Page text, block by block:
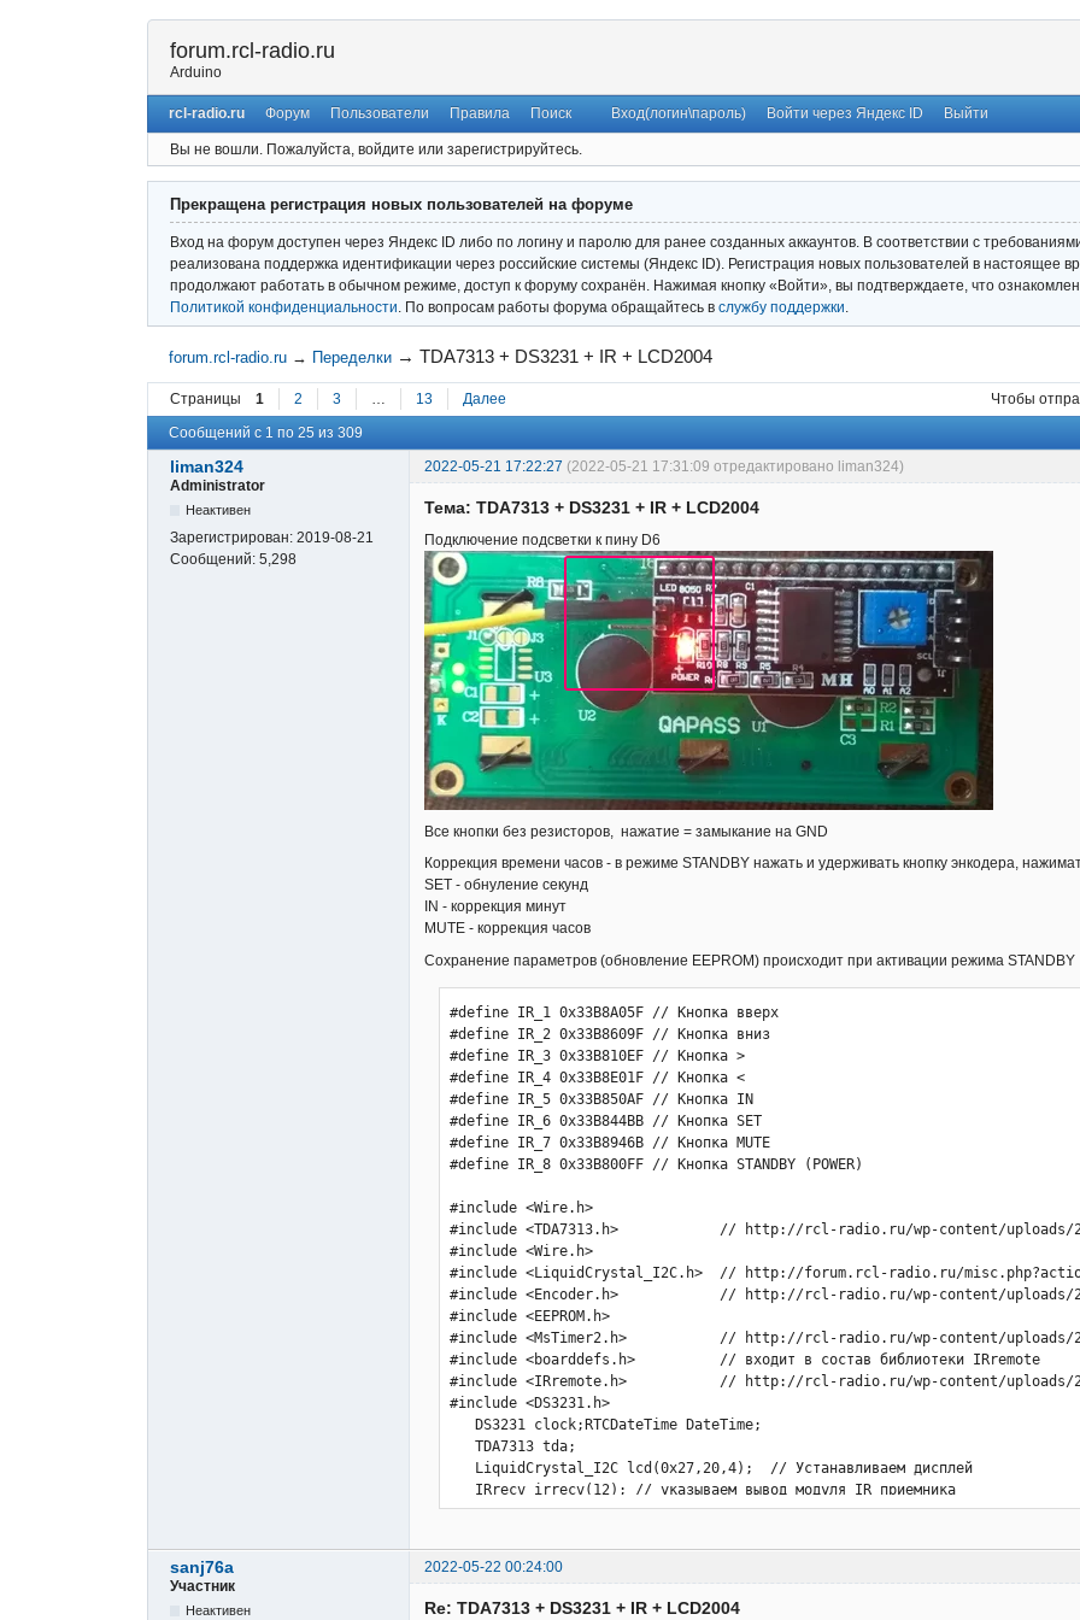
forum.rcl-radio.ru
Arduino
rcl-radio.ru Форум Пользователи Правила Поиск Вход(логин\пароль) Войти через Яндекс ID Выйти
Вы не вошли. Пожалуйста, войдите или зарегистрируйтесь.
Прекращена регистрация новых пользователей на форуме
Вход на форум доступен через Яндекс ID либо по логину и паролю для ранее созданных аккаунтов. В соответствии с
реализована поддержка идентификации через российские системы (Яндекс ID). Регистрация новых пользователей в настоящее
продолжают работать в обычном режиме, доступ к форуму сохранён. Нажимая кнопку «Войти», вы подтверждаете, что
Политикой конфиденциальности . По вопросам работы форума обращайтесь в службу поддержки
forum.rcl-radio.ru → Переделки →TDA7313 + DS3231 + IR + LCD2004
Страницы 1 2 3 … 13 Далее
Чтобы
Сообщений с 1 по 25 из 309
liman324 2022-05-21 17:22:27 (2022-05-21 17:31:09 отредактировано liman324)
Administrator
Неактивен
Зарегистрирован: 2019-08-21
Сообщений: 5,298
Тема: TDA7313 + DS3231 + IR + LCD2004
Подключение подсветки к пину D6
Все кнопки без резисторов, нажатие = замыкание на GND
Коррекция времени часов - в режиме STANDBY нажать и удерживать кнопку энкодера,
SET - обнуление секунд
IN - коррекция минут
MUTE - коррекция часов
Сохранение параметров (обновление EEPROM) происходит при активации режима STANDBY
#define IR_1 0x33B8A05F // Кнопка вверх
#define IR_2 0x33B8609F // Кнопка вниз
#define IR_3 0x33B810EF // Кнопка >
#define IR_4 0x33B8E01F // Кнопка <
#define IR_5 0x33B850AF // Кнопка IN
#define IR_6 0x33B844BB // Кнопка SET
#define IR_7 0x33B8946B // Кнопка MUTE
#define IR_8 0x33B800FF // Кнопка STANDBY (POWER)

#include <Wire.h> 
#include <TDA7313.h>            // http://rcl-radio.ru/wp-content/uploads/2019/05/TDA7313-1.zip
#include <Wire.h> 
#include <LiquidCrystal_I2C.h>  // http://forum.rcl-radio.ru/misc.php?action=pan_download&item=45&download=1
#include <Encoder.h>            // http://rcl-radio.ru/wp-content/uploads/2019/05/Encoder.zip    
#include <EEPROM.h>
#include <MsTimer2.h>           // http://rcl-radio.ru/wp-content/uploads/2018/11/MsTimer2.zip       
#include <boarddefs.h>          // входит в состав библиотеки IRremote
#include <IRremote.h>           // http://rcl-radio.ru/wp-content/uploads/2019/06/IRremote.zip
#include <DS3231.h>
   DS3231 clock;RTCDateTime DateTime;
   TDA7313 tda;
   LiquidCrystal_I2C lcd(0x27,20,4);  // Устанавливаем дисплей
   IRrecv irrecv(12); // указываем вывод модуля IR приемника
   Encoder myEnc(9, 8);// DT, CLK
   decode_results ir; 
      int menu,menu0,menu1,vol,bass,treb,in,balans,balans_d,vol_d,bass_d,treb_d,temp0,par,hour,minut,secon,z_old,gain0,loud;
      int gain1,gain2,gain3,brig0,brig1;
      byte w2[4],z,z0,z1,n,q,gr1,gr2,www,i,w,mute,power,in_x,save,i1;
      unsigned long time0,oldPosition  = -999,newPosition,times_in;
      int att_lr,att_rr,att_lf,att_rf;
      byte mesto2[7]={0,10,0,10,6,0,10};
      byte mesto3[7]={0,0,1,1,2,3,3};

void setup() {
  irrecv.enableIRIn();lcd.init();lcd.backlight();clock.begin();Serial.begin(9600);
  pinMode(10,INPUT);  // МЕНЮ КНОПКА SW энкодера
  pinMode(2,INPUT_PULLUP);   // КНОПКА SET
  pinMode(3,INPUT_PULLUP);   // КНОПКА IN
  pinMode(4,INPUT_PULLUP);   // КНОПКА MUTE
  pinMode(5,INPUT_PULLUP);   // КНОПКА STANDBY
  pinMode(7,OUTPUT);  // ВЫХОД УПРАВЛЕНИЯ STANDBY
  pinMode(6,OUTPUT);  // ВЫХОД УПРАВЛЕНИЯ ПОДСВЕТКОЙ
  analogWrite(6, 200);// больше 200 не делать
  lcd.setCursor(1,1);lcd.print("Sound Processor");lcd.setCursor(1,2);lcd.print("TDA7313"); delay(2000);lcd.clear();
  MsTimer2::set(3, to_Timer);MsTimer2::start();
  //  clock.setDateTime(__DATE__, __TIME__); // Устанавливаем время на часах, основываясь на времени компиляции скетча
  if(EEPROM.read(100)!=0){for(int i=0;i<101;i++){EEPROM.update(i,0);}}// очистка памяти при первом включении  
  vol = EEPROM.read(0);treb = EEPROM.read(1)-7;bass = EEPROM.read(2)-7;in = EEPROM.read(3);
  gain1 = EEPROM.read(6);gain2 = EEPROM.read(7);
  att_lr = EEPROM.read(20);att_rr = EEPROM.read(21);att_lf = EEPROM.read(22);att_rf = EEPROM.read(23);
  gain3 = EEPROM.read(8);loud = EEPROM.read(10);brig0 = EEPROM.read(11);brig1 = EEPROM.read(12);
  w2_arr();audio();cl();
  analogWrite(6, 25*brig0);
}

void loop() {
  DateTime = clock.getDateTime();hour = DateTime.hour;minut = DateTime.minute;secon = DateTime.second;

/////////////////////////////// УПРАВЛЕНИЕ //////////////////////////////////////////////
  if ( irrecv.decode( &ir )) {Serial.print("0x");Serial.println( ir.value,HEX);irrecv.resume();time0=millis();w=1;}// IR приемник - чтение, в мониторе порта отображаются коды кнопок
  if(ir.value==0){gr1=0;gr2=0;}// запрет нажатий не активных кнопок пульта  

  if(mute==0&&power==0){ 
  if(ir.value==IR_2&&menu0==0){menu++;gr1=0;gr2=0;cl1();time0=millis();w=1;w2_arr();if(menu>2){menu=0;}}//меню 1
  if(ir.value==IR_1&&menu0==0){menu--;gr1=0;gr2=0;cl1();time0=millis();w=1;w2_arr();if(menu<0){menu=2;}}//меню 1
 
  if(ir.value==IR_2&&menu0==1){menu1++;gr1=0;gr2=0;cl1();time0=millis();w=1;if(menu1>6){menu1=0;}}//меню 2
  if(ir.value==IR_1&&menu0==1){menu1--;gr1=0;gr2=0;cl1();time0=millis();w=1;if(menu1<0){menu1=6;}}//меню 2
    
  if(digitalRead(10)==LOW&&menu0==0){menu++;delay(200);time0=millis();w=1;w2_arr();if(menu>2){menu=0;}}// меню 0
  if(digitalRead(10)==LOW&&menu0==1){menu1++;delay(200);time0=millis();w=1;if(menu1>6){menu1=0;}}// меню 1
  
  if((ir.value==IR_6||digitalRead(2)==LOW)&&menu0==0){menu0=1;cl();time0=millis();w=1;lcd.setCursor(6,1);lcd.print("SETTING"); delay(2000);lcd.clear();}
  if((ir.value==IR_6||digitalRead(2)==LOW)&&menu0==1){menu0=0;menu=0;cl();w2_arr();time0=millis();w=1;lcd.setCursor(8,1);lcd.print("MENU"); delay(2000);lcd.clear();}
  if(ir.value==IR_5||digitalRead(3)==LOW){in++;cl();times_in=millis();in_x=1;www=1;menu0=100;if(in>2){in=0;}}// IN
  }
  if((ir.value==IR_7||digitalRead(4)==LOW)&&mute==0&&power==0){mute=1;tda.setAttLR(31);tda.setAttRR(31);tda.setAttLF(31);tda.setAttRF(31);
      menu0=100;cl();w=1;w2_arr();lcd.setCursor(8,1);lcd.print("MUTE");delay(300);}// mute on
  if((ir.value==IR_7||digitalRead(4)==LOW)&&mute==1&&power==0){mute=0;cl();time0=millis();w=1;w2_arr();menu0=0;myEnc.write(0);audio();}// mute off

  if((ir.value==IR_8||digitalRead(5)==LOW)&&power==0){power=1;save=1;tda.setAttLR(31);tda.setAttRR(31);tda.setAttLF(31);tda.setAttRF(31);
      cl();lcd.setCursor(5,1);lcd.print("POWER  OFF");menu0=100;delay(3000);analogWrite(6, brig1*25);}// power off
  if((ir.value==IR_8||digitalRead(5)==LOW)&&power==1){power=0;analogWrite(6, brig0*25);lcd.clear();lcd.setCursor(5,1);lcd.print("POWER   ON ");w=1;w2_arr();menu0=0;myEnc.write(0);audio();delay(3000);cl();}// power on

if(power==0){digitalWrite(7,HIGH);
   byte a1[8] = {0b00000,0b10101,0b10101,0b10101,0b10101,0b10101,0b10101,0b00000};
   byte a2[8] = {0b00000,0b10100,0b10100,0b10100,0b10100,0b10100,0b10100,0b00000};
   byte a3[8] = {0b00000,0b10000,0b10000,0b10000,0b10000,0b10000,0b10000,0b00000}; 
   byte a4[8] = {0b10000,0b11000,0b11100,0b11110,0b11100,0b11000,0b10000,0b00000}; //>
   byte a5[8] = {0b00000,0b00000,0b00000,0b00000,0b00000,0b00000,0b00000,0b00000};
   lcd.createChar(0,a1);lcd.createChar(1,a2);lcd.createChar(2,a3);lcd.createChar(3,a4);lcd.createChar(4,a5);
  }
  if(power==1){digitalWrite(7,LOW);
      byte v1[8] = {7,7,7,7,7,7,7,7};
      byte v2[8] = {7,7,0, 0, 0, 0, 0, 0};      
      byte v3[8] = { 0, 0, 0, 0, 0,0,31,31};
      byte v4[8] = {31,31, 0, 0, 0, 0,31,31};
      byte v5[8] = { 28, 28, 0, 0, 0, 0, 28, 28};
      byte v6[8] = {28,28,28,28,28,28,28,28};
      byte v7[8] = { 0, 0, 0, 0, 0, 0,7,7};
      byte v8[8] = { 31, 31,0,0,0,0,0, 0};
   byte a[6];
   byte i0,d1,d2,d3,d4,d5,d6,e1,e2,e3;
  lcd.createChar(1, v1);lcd.createChar(2, v2);lcd.createChar(3, v3);lcd.createChar(4, v4);lcd.createChar(5, v5);lcd.createChar(6, v6);lcd.createChar(7, v7);lcd.createChar(8, v8);
  
     a[0]=DateTime.hour/10;
     a[1]=DateTime.hour%10;
     a[2]=DateTime.minute/10;
     a[3]=DateTime.minute%10;
     a[4]=DateTime.second/10;
     a[5]=DateTime.second%10;
    
 for(i=0;i<6;i++){
      switch(i){
        case 0: e1=0,e2=1,e3=2;break;
        case 1: e1=3,e2=4,e3=5;break;
        case 2: e1=7,e2=8,e3=9;break;
        case 3: e1=10,e2=11,e3=12;break;
        case 4: e1=14,e2=15,e3=16;break;
        case 5: e1=17,e2=18,e3=19;break;
        }
      switch(a[i]){
        case 0: d1=1,d2=8,d3=6,d4=1,d5=3,d6=6;break;
        case 1: d1=32,d2=2,d3=6,d4=32,d5=32,d6=6;break;
        case 2: d1=2,d2=8,d3=6,d4=1,d5=4,d6=5;break;
        case 3: d1=2,d2=4,d3=6,d4=7,d5=3,d6=6;break;
        case 4: d1=1,d2=3,d3=6,d4=32,d5=32,d6=6;break;
        case 5: d1=1,d2=4,d3=5,d4=7,d5=3,d6=6;break;
        case 6: d1=1,d2=4,d3=5,d4=1,d5=3,d6=6;break;
        case 7: d1=1,d2=8,d3=6,d4=32,d5=32,d6=6;break;
        case 8: d1=1,d2=4,d3=6,d4=1,d5=3,d6=6;break;
        case 9: d1=1,d2=4,d3=6,d4=7,d5=3,d6=6;break;
    }
     
      lcd.setCursor(e1,0);lcd.write((uint8_t)d1);lcd.setCursor(e2,0);lcd.write((uint8_t)d2);lcd.setCursor(e3,0);lcd.write((uint8_t)d3);
      lcd.setCursor(e1,1);lcd.write((uint8_t)d4);lcd.setCursor(e2,1);lcd.write((uint8_t)d5);lcd.setCursor(e3,1);lcd.write((uint8_t)d6);
  }
  lcd.setCursor(6,0);lcd.print(".");lcd.setCursor(13,0);lcd.print(".");lcd.setCursor(6,1);lcd.print(".");lcd.setCursor(13,1);lcd.print(".");
  lcd.setCursor(5,3);lcd.print("POWER  OFF");
  if(digitalRead(10)==LOW&&digitalRead(2)==LOW){hour++;if(hour>23){hour=0;} clock.setDateTime(2020, 9, 15, hour, minut, secon);delay(100);}    // SET
  if(digitalRead(10)==LOW&&digitalRead(3)==LOW){minut++;if(minut>59){minut=0;} clock.setDateTime(2020, 9, 15, hour, minut, secon);delay(100); }// IN
  if(digitalRead(10)==LOW&&digitalRead(4)==LOW){secon=0; clock.setDateTime(2020, 9, 15, hour, minut, secon);delay(100); }                      // MUTE
  } 

 /////////////////////////////// MENU0 = VOLUME TERBLE BASS BALANCE ///////////////////////////////////////////////////////////////////////
  if(menu0==0){
    switch(menu){
      case 0: temp0 = vol;q=0;break;
      case 1: temp0 = bass;q=1;break;
      case 2: temp0 = treb;q=2;break;}
 
     if(ir.value==IR_3){temp0++;gr1=1;gr2=0;cl1();time0=millis();w=1;w2[q]=1;www=1;}// кнопка > 
     if(ir.value==0xFFFFFFFF and gr1==1){temp0++;gr2=0;cl1();time0=millis();;w=1;w2[q]=1;www=1;}// кнопка >>>>>>
     if(ir.value==IR_4){temp0--;gr1=0;gr2=1;cl1();time0=millis();;w=1;w2[q]=1;www=1;}// кнопка <
     if(ir.value==0xFFFFFFFF and gr2==1){temp0--;gr1=0;cl1();time0=millis();w=1;w2[q]=1;www=1;}// кнопка <<<<<<   
 
   if (newPosition != oldPosition){oldPosition = newPosition;
     temp0=temp0+newPosition;myEnc.write(0);newPosition=0;time0=millis();w=1;w2[q]=1;www=1;} 
 
     switch(menu){
      case 0: vol = temp0;vol_func();break;
      case 1: bass = temp0;bass_func();break;
      case 2: treb = temp0;treb_func();break;}
 
   au();
   for(i=0;i<3;i++){if(menu==i){lcd.setCursor(0,i);lcd.write((uint8_t)3);}else{lcd.setCursor(0,i);lcd.print(" ");}}
   lcd.setCursor(1,0);lcd.print("VOLUME ");if(vol>=0){lcd.print(" ");}lcd.print(vol);lcd.print(" ");vol_d=map(vol,0,63,1,24);
   lcd.setCursor(1,1);lcd.print("BASS   ");if(bass>=0){lcd.print(" ");}lcd.print(bass);lcd.print(" ");bass_d=map(bass,-7,7,1,24);
   lcd.setCursor(1,2);lcd.print("TREBLE ");if(treb>=0){lcd.print(" ");}lcd.print(treb);lcd.print(
sanj76a
2022-05-22 00:24:00
Участник
Неактивен Re: TDA7313 + DS3231 + IR + LCD2004